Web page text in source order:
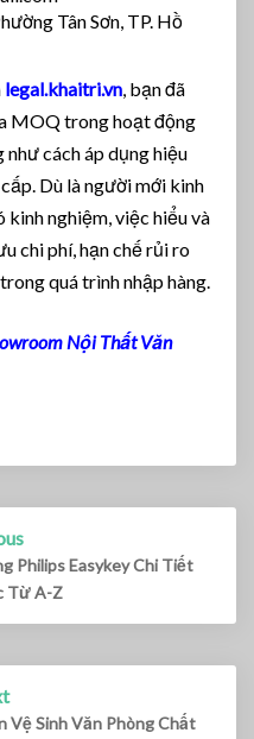
Tân Sơn, TP. Hồ
legal.khaitri.vn, bạn đã
MOQ trong hoạt động
như cách áp dụng hiệu
Dù là người mới kinh
kinh nghiệm, việc hiểu và
chi phí, hạn chế rủi ro
quá trình nhập hàng.
Nội Thất Văn
Philips Easykey Chi Tiết
Từ A-Z
Sinh Văn Phòng Chất